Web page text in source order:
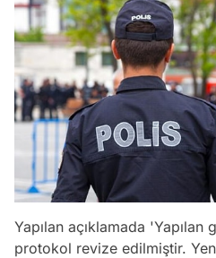
Yapılan açıklamada
protokol revize edilmiştir.